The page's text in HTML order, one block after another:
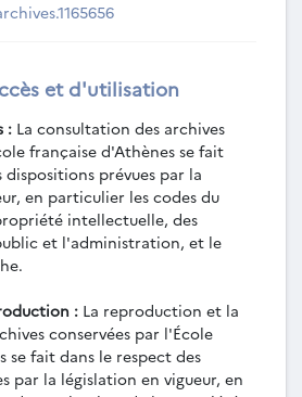
et d'utilisation
: La consultation des archives
française d'Athènes se fait
dispositions prévues par la
en particulier les codes du
intellectuelle, des
et l'administration, et le
: La reproduction et la
conservées par l'École
se fait dans le respect des
par la législation en vigueur, en